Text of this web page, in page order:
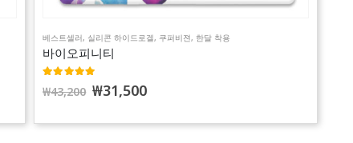
베스트셀러, 실리콘 하이드로겔, 쿠퍼비젼, 한달 착용
바이오피니티
out of 5
₩43,200 ₩31,500